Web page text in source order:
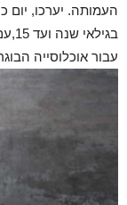
עבור אוכלוסייה